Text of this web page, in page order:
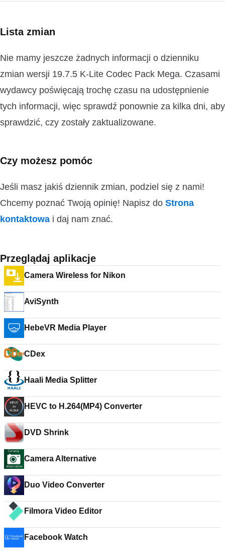
Lista zmian
Nie mamy jeszcze żadnych informacji o dzienniku
zmian wersji 19.7.5 K-Lite Codec Pack Mega. Czasami
wydawcy poświęcają trochę czasu na udostępnienie
tych informacji, więc sprawdź ponownie za kilka dni, aby
sprawdzić, czy zostały zaktualizowane.
Czy możesz pomóc
Jeśli masz jakiś dziennik zmian, podziel się z nami!
Chcemy poznać Twoją opinię! Napisz do Strona
kontaktowa i daj nam znać.
Przeglądaj aplikacje
Camera Wireless for Nikon
AviSynth
HebeVR Media Player
CDex
Haali Media Splitter
HEVC to H.264(MP4) Converter
DVD Shrink
Camera Alternative
Duo Video Converter
Filmora Video Editor
‪Facebook Watch